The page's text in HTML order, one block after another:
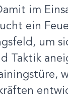
im
ein
um
Taktik